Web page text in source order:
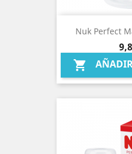
Nuk Perfect
